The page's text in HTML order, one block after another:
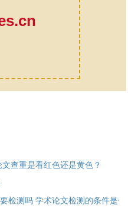
查重是看红色还是黄色？
检测吗 学术论文检测的条件是什